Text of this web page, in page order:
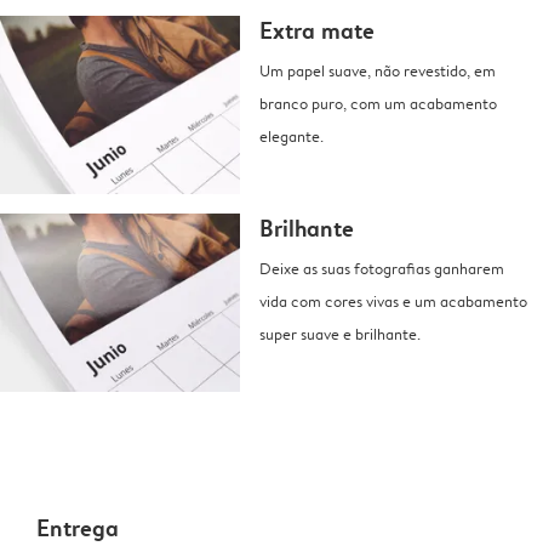
Extra mate
Um papel suave, não revestido, em
branco puro, com um acabamento
elegante.
Brilhante
Deixe as suas fotografias ganharem
vida com cores vivas e um acabamento
super suave e brilhante.
Entrega